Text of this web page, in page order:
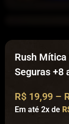
Rush Mítica
Seguras +8
R$ 19,99 –
Em até 2x de